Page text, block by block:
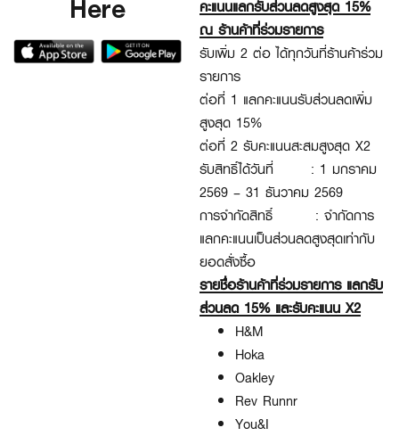
คะแนนแลกรับส่วนลดสูงสุด 15%
ณ ร้านค้าที่ร่วมรายการ
รับเพิ่ม 2 ต่อ ได้ทุกวันที่ร้านค้าร่วม
รายการ
ต่อที่ 1 แลกคะแนนรับส่วนลดเพิ่ม
สูงสุด 15%
ต่อที่ 2 รับคะแนนสะสมสูงสุด X2
รับสิทธิ์ได้วันที่ : 1 มกราคม
2569 – 31 ธันวาคม 2569
การจำกัดสิทธิ์ : จำกัดการ
แลกคะแนนเป็นส่วนลดสูงสุดเท่ากับ
ยอดสั่งซื้อ
รายชื่อร้านค้าที่ร่วมรายการ แลกรับ
ส่วนลด 15% และรับคะแนน X2
H&M
Hoka
Oakley
Rev Runnr
You&I